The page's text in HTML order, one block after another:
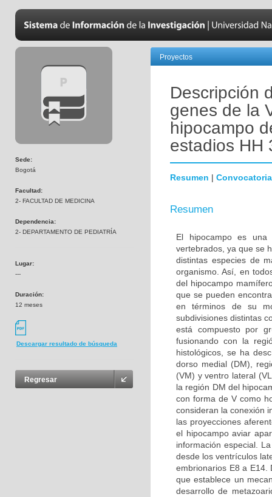
Sede:
Bogotá
Facultad:
2- FACULTAD DE MEDICINA
Dependencia:
2- DEPARTAMENTO DE PEDIATRÍA
Lugar:
---
Duración:
12 meses
Descargar resultado de búsqueda
Regresar
Proyectos
Descripción
genes de la
hipocampo
estadios HH
Resumen | Convocatoria
Resumen
El hipocampo es una
vertebrados, ya que se
distintas especies de
organismo. Así, en
del hipocampo
que se pueden
en términos de su
subdivisiones distintas
está compuesto por
fusionando con la
histológicos, se ha
dorso medial (DM),
(VM) y ventro lateral
la región DM del
con forma de V como
consideran la conexión
las proyecciones
el hipocampo aviar
información especial.
desde los ventrículos
embrionarios E8 a E14.
que establece un
desarrollo de